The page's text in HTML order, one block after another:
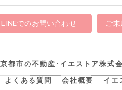
LINEでのお問い合わせ ご
京都市の不動産･イエストア株式
よくある質問 会社概要 イエ